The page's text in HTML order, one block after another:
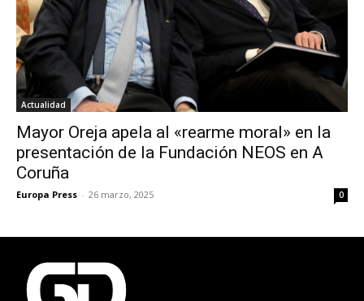
Actualidad
Mayor Oreja apela al «rearme moral» en la
presentación de la Fundación NEOS en A
Coruña
Europa Press - 26 marzo, 2025 0